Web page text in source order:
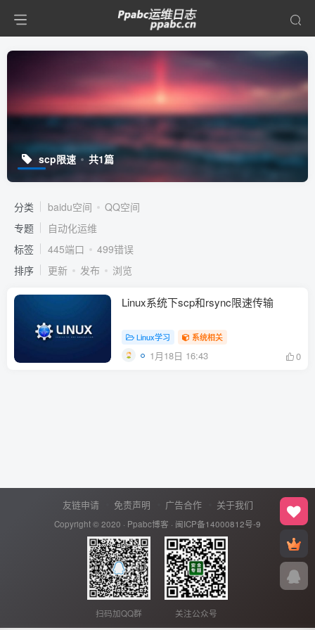
scp限速 共1篇
分类 baidu空间
QQ空间
专题
自动化运维
标签
445端口
499错误
排序
更新 发布 浏览
Linux系统下scp和rsync限速传输
Linux学习 系统相关
1月18日 16:43 0
友链申请 免责声明 广告合作 关于我们
Copyright © 2020 · Ppabc博客 · 闽ICP备14000812号-9
扫码加QQ群 关注公众号